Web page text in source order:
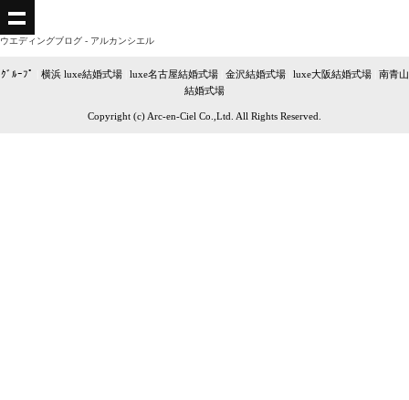
ウエディングブログ - アルカンシエル
ｸﾞﾙｰﾌﾟ 横浜 luxe結婚式場| luxe名古屋結婚式場 金沢結婚式場| luxe大阪結婚式場| 南青山
結婚式場
Copyright (c) Arc-en-Ciel Co.,Ltd. All Rights Reserved.